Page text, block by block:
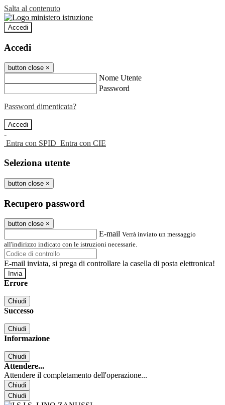
Salta al contenuto
Accedi
Accedi
button close ×
Nome Utente
Password
Password dimenticata?
-
Entra con SPID Entra con CIE
Seleziona utente
button close ×
Recupero password
button close ×
E-mail Verrà inviato un messaggio
all'indirizzo indicato con le istruzioni necessarie.
E-mail inviata, si prega di controllare la casella di posta elettronica!
Errore
Chiudi
Successo
Chiudi
Informazione
Chiudi
Attendere...
Attendere il completamento dell'operazione...
Chiudi
Chiudi